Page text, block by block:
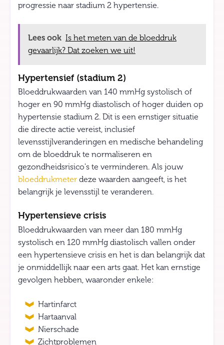
progressie naar stadium 2 hypertensie.
Lees ook Is het meten van de bloeddruk
gevaarlijk? Dat zoeken we uit!
Hypertensief (stadium 2)
Bloeddrukwaarden van 140 mmHg systolisch of
hoger en 90 mmHg diastolisch of hoger duiden op
hypertensie stadium 2. Dit is een ernstiger situatie
die directe actie vereist, inclusief
levensstijlveranderingen en medische behandeling
om de bloeddruk te normaliseren en
gezondheidsrisico's te verminderen. Als jouw
bloeddrukmeter deze waarden aangeeft, is het
belangrijk je levensstijl te veranderen.
Hypertensieve crisis
Bloeddrukwaarden van meer dan 180 mmHg
systolisch en 120 mmHg diastolisch vallen onder
een hypertensieve crisis en het is dan belangrijk dat
je onmiddellijk naar een arts gaat. Het kan ernstige
gevolgen hebben, waaronder enkele:
Hartinfarct
Hartaanval
Nierschade
Zichtproblemen